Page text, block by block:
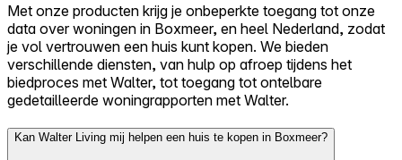
Met onze producten krijg je onbeperkte toegang tot onze
data over woningen in Boxmeer, en heel Nederland, zodat
je vol vertrouwen een huis kunt kopen. We bieden
verschillende diensten, van hulp op afroep tijdens het
biedproces met Walter, tot toegang tot ontelbare
gedetailleerde woningrapporten met Walter.
Kan Walter Living mij helpen een huis te kopen in Boxmeer?